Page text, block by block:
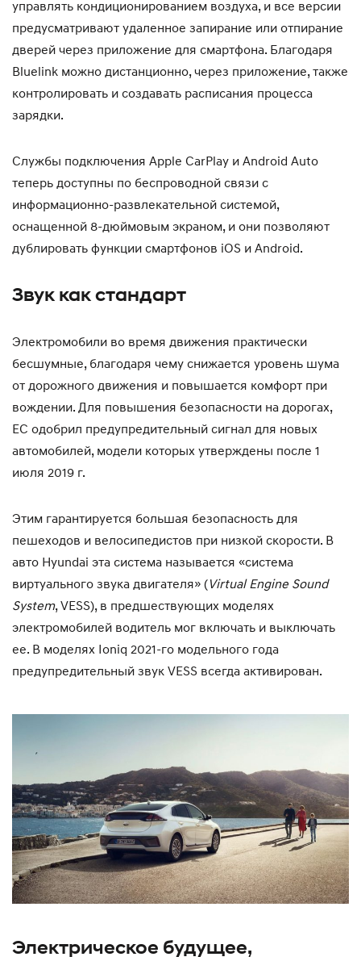
управлять кондиционированием воздуха, и все версии
предусматривают удаленное запирание или отпирание
дверей через приложение для смартфона. Благодаря
Bluelink можно дистанционно, через приложение, также
контролировать и создавать расписания процесса
зарядки.
Службы подключения Apple CarPlay и Android Auto
теперь доступны по беспроводной связи с
информационно-развлекательной системой,
оснащенной 8-дюймовым экраном, и они позволяют
дублировать функции смартфонов iOS и Android.
Звук как стандарт
Электромобили во время движения практически
бесшумные, благодаря чему снижается уровень шума
от дорожного движения и повышается комфорт при
вождении. Для повышения безопасности на дорогах,
ЕС одобрил предупредительный сигнал для новых
автомобилей, модели которых утверждены после 1
июля 2019 г.
Этим гарантируется большая безопасность для
пешеходов и велосипедистов при низкой скорости. В
авто Hyundai эта система называется «система
виртуального звука двигателя» (Virtual Engine Sound
System, VESS), в предшествующих моделях
электромобилей водитель мог включать и выключать
ее. В моделях Ioniq 2021-го модельного года
предупредительный звук VESS всегда активирован.
Электрическое будущее,